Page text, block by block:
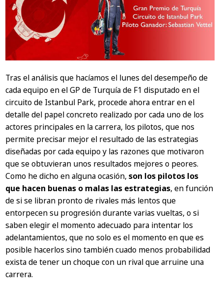
Tras el análisis que hacíamos el lunes del desempeño de
cada equipo en el GP de Turquía de F1 disputado en el
circuito de Istanbul Park, procede ahora entrar en el
detalle del papel concreto realizado por cada uno de los
actores principales en la carrera, los pilotos, que nos
permite precisar mejor el resultado de las estrategias
diseñadas por cada equipo y las razones que motivaron
que se obtuvieran unos resultados mejores o peores.
Como he dicho en alguna ocasión,son los pilotos los
que hacen buenas o malas las estrategias, en función
de si se libran pronto de rivales más lentos que
entorpecen su progresión durante varias vueltas, o si
saben elegir el momento adecuado para intentar los
adelantamientos, que no solo es el momento en que es
posible hacerlos sino también cuado menos probabilidad
exista de tener un choque con un rival que arruine una
carrera.